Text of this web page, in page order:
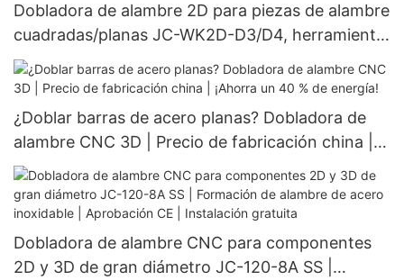
Dobladora de alambre 2D para piezas de alambre
cuadradas/planas JC-WK2D-D3/D4, herramienta
para doblar acero plano | ¡Sin rayones!
Servoaccionada | Velocidad de 120 m/min |
Oferta limitada
¿Doblar barras de acero planas? Dobladora de
alambre CNC 3D | Precio de fabricación china |
¡Ahorra un 40 % de energía!
Dobladora de alambre CNC para componentes
2D y 3D de gran diámetro JC-120-8A SS |